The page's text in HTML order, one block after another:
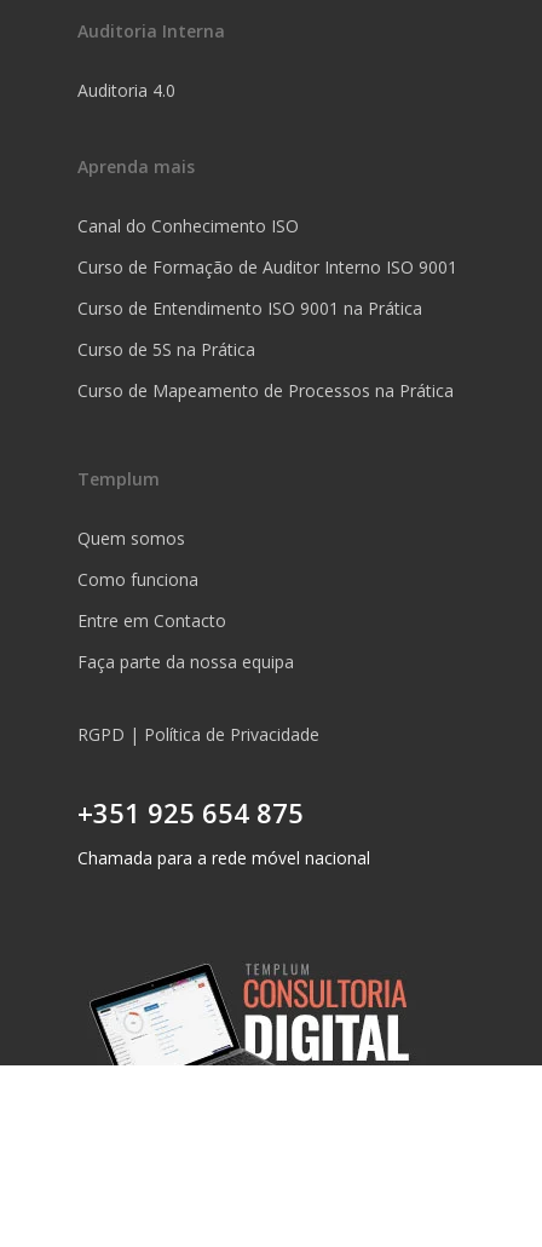
Auditoria Interna
Auditoria 4.0
Aprenda mais
Canal do Conhecimento ISO
Curso de Formação de Auditor Interno ISO 9001
Curso de Entendimento ISO 9001 na Prática
Curso de 5S na Prática
Curso de Mapeamento de Processos na Prática
Templum
Quem somos
Como funciona
Entre em Contacto
Faça parte da nossa equipa
RGPD | Política de Privacidade
+351 925 654 875
Chamada para a rede móvel nacional